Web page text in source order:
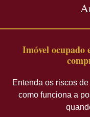
Imóvel ocupado
Entenda os riscos
como funciona a